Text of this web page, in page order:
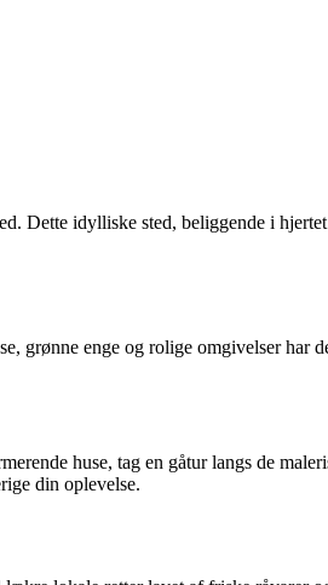
Dette idylliske sted, beliggende i
grønne enge og rolige omgivelser har
huse, tag en gåtur langs de
din oplevelse.